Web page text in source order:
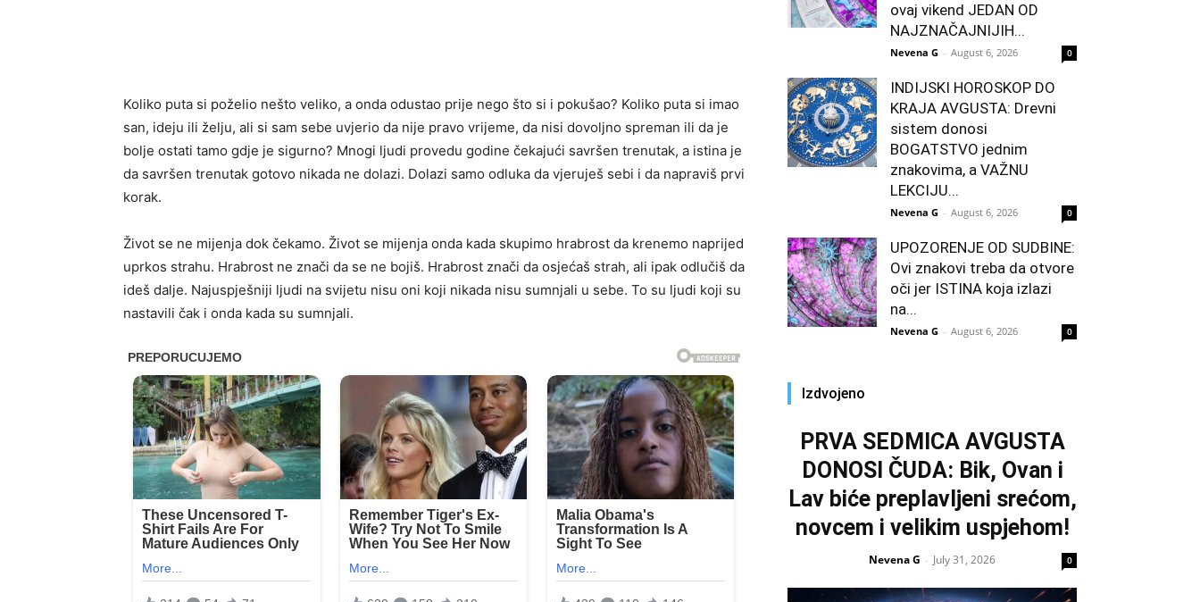
Koliko puta si poželio nešto veliko, a onda odustao prije nego što si i pokušao? Koliko puta si imao
san, ideju ili želju, ali si sam sebe uvjerio da nije pravo vrijeme, da nisi dovoljno spreman ili da je
bolje ostati tamo gdje je sigurno? Mnogi ljudi provedu godine čekajući savršen trenutak, a istina je
da savršen trenutak gotovo nikada ne dolazi. Dolazi samo odluka da vjeruješ sebi i da napraviš prvi
korak.
Život se ne mijenja dok čekamo. Život se mijenja onda kada skupimo hrabrost da krenemo naprijed
uprkos strahu. Hrabrost ne znači da se ne bojiš. Hrabrost znači da osjećaš strah, ali ipak odlučiš da
ideš dalje. Najuspješniji ljudi na svijetu nisu oni koji nikada nisu sumnjali u sebe. To su ljudi koji su
nastavili čak i onda kada su sumnjali.
ovaj vikend JEDAN OD
NAJZNAČAJNIJIH...
Nevena G - August 6, 2026 0
INDIJSKI HOROSKOP DO
KRAJA AVGUSTA: Drevni
sistem donosi
BOGATSTVO jednim
znakovima, a VAŽNU
LEKCIJU...
Nevena G - August 6, 2026 0
UPOZORENJE OD SUDBINE:
Ovi znakovi treba da otvore
oči jer ISTINA koja izlazi
na...
Nevena G - August 6, 2026 0
Izdvojeno
PRVA SEDMICA AVGUSTA
DONOSI ČUDA: Bik, Ovan i
Lav biće preplavljeni srećom,
novcem i velikim uspjehom!
Nevena G - July 31, 2026 0